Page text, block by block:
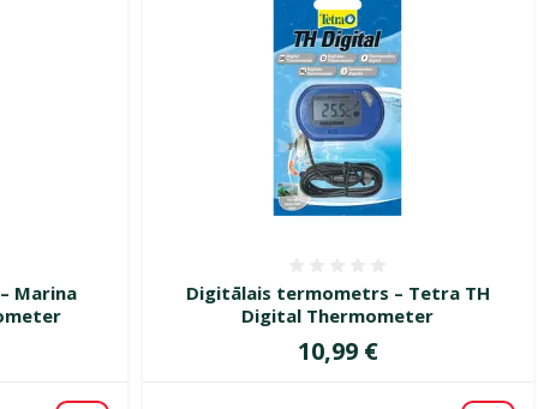
Marina
Digitālais termometrs – Tetra TH
Digital Thermometer
Cena
10,99 €